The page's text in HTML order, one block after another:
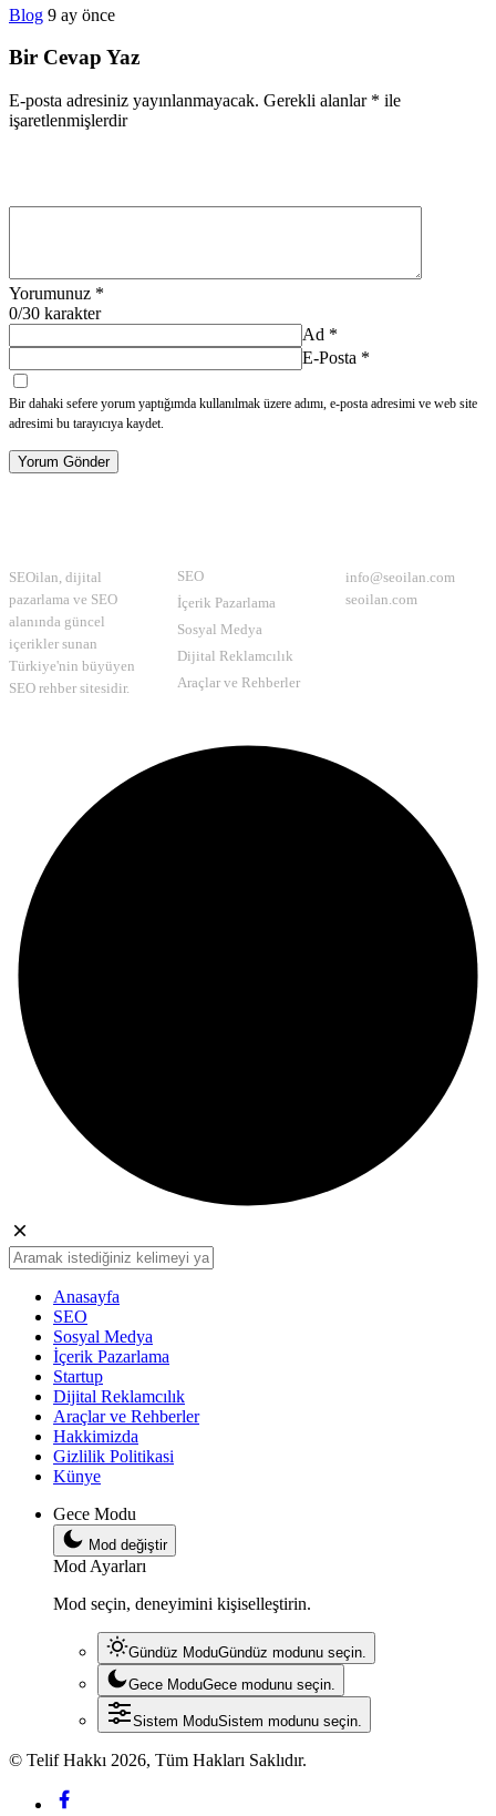
Blog 9 ay önce
Bir Cevap Yaz
E-posta adresiniz yayınlanmayacak. Gerekli alanlar * ile
işaretlenmişlerdir
Yorumunuz *
0/30 karakter
Ad *
E-Posta *
Bir dahaki sefere yorum yaptığımda kullanılmak üzere adımı, e-posta adresimi ve web site
adresimi bu tarayıcıya kaydet.
Yorum Gönder
SEOilan, dijital
pazarlama ve SEO
alanında güncel
içerikler sunan
Türkiye'nin büyüyen
SEO rehber sitesidir.
SEO
İçerik Pazarlama
Sosyal Medya
Dijital Reklamcılık
Araçlar ve Rehberler
info@seoilan.com
seoilan.com
Anasayfa
SEO
Sosyal Medya
İçerik Pazarlama
Startup
Dijital Reklamcılık
Araçlar ve Rehberler
Hakkimizda
Gizlilik Politikasi
Künye
Gece Modu
Mod değiştir
Mod Ayarları
Mod seçin, deneyimini kişiselleştirin.
Gündüz ModuGündüz modunu seçin.
Gece ModuGece modunu seçin.
Sistem ModuSistem modunu seçin.
© Telif Hakkı 2026, Tüm Hakları Saklıdır.